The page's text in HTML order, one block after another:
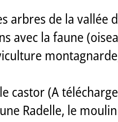
arbres de la vallée
avec la faune
castor (A
Radelle, le